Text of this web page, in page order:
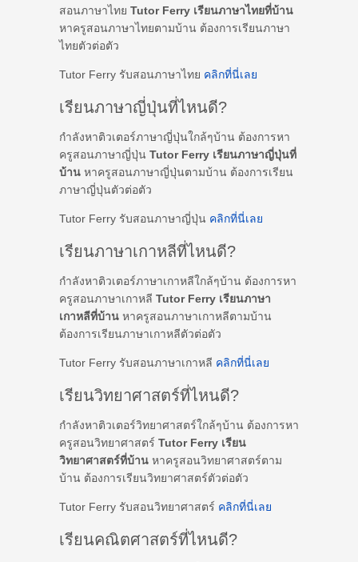
สอนภาษาไทย Tutor Ferry เรียนภาษาไทยที่บ้าน
หาครูสอนภาษาไทยตามบ้าน ต้องการเรียนภาษา
ไทยตัวต่อตัว
Tutor Ferry รับสอนภาษาไทย คลิกที่นี่เลย
เรียนภาษาญี่ปุ่นที่ไหนดี?
กำลังหาติวเตอร์ภาษาญี่ปุ่นใกล้ๆบ้าน ต้องการหา
ครูสอนภาษาญี่ปุ่น Tutor Ferry เรียนภาษาญี่ปุ่นที่
บ้าน หาครูสอนภาษาญี่ปุ่นตามบ้าน ต้องการเรียน
ภาษาญี่ปุ่นตัวต่อตัว
Tutor Ferry รับสอนภาษาญี่ปุ่น คลิกที่นี่เลย
เรียนภาษาเกาหลีที่ไหนดี?
กำลังหาติวเตอร์ภาษาเกาหลีใกล้ๆบ้าน ต้องการหา
ครูสอนภาษาเกาหลี Tutor Ferry เรียนภาษา
เกาหลีที่บ้าน หาครูสอนภาษาเกาหลีตามบ้าน
ต้องการเรียนภาษาเกาหลีตัวต่อตัว
Tutor Ferry รับสอนภาษาเกาหลี คลิกที่นี่เลย
เรียนวิทยาศาสตร์ที่ไหนดี?
กำลังหาติวเตอร์วิทยาศาสตร์ใกล้ๆบ้าน ต้องการหา
ครูสอนวิทยาศาสตร์ Tutor Ferry เรียน
วิทยาศาสตร์ที่บ้าน หาครูสอนวิทยาศาสตร์ตาม
บ้าน ต้องการเรียนวิทยาศาสตร์ตัวต่อตัว
Tutor Ferry รับสอนวิทยาศาสตร์ คลิกที่นี่เลย
เรียนคณิตศาสตร์ที่ไหนดี?